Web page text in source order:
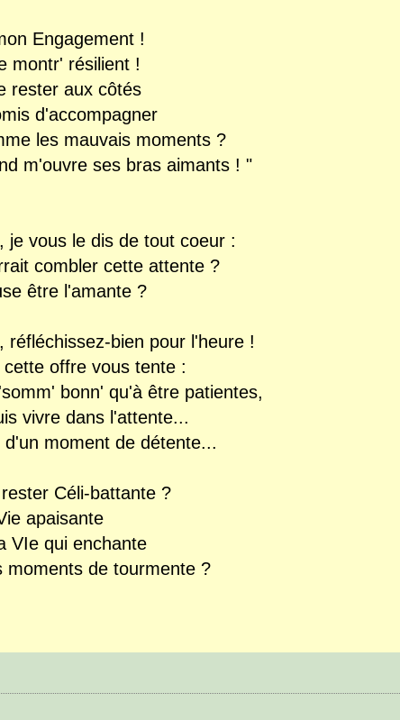
Engagement !
montr' résilient !
rester aux côtés
d'accompagner
les mauvais moments ?
m'ouvre ses bras aimants ! "
je vous le dis de tout coeur :
combler cette attente ?
être l'amante ?
réfléchissez-bien pour l'heure !
offre vous tente :
bonn' qu'à être patientes,
vivre dans l'attente...
moment de détente...
Céli-battante ?
apaisante
VIe qui enchante
moments de tourmente ?